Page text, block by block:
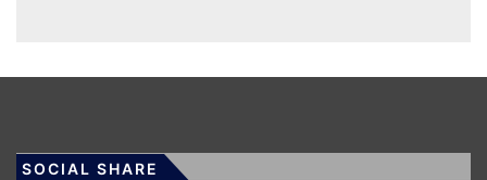
SOCIAL SHARE